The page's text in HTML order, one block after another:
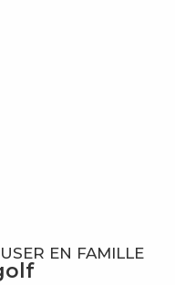
EN FAMILLE